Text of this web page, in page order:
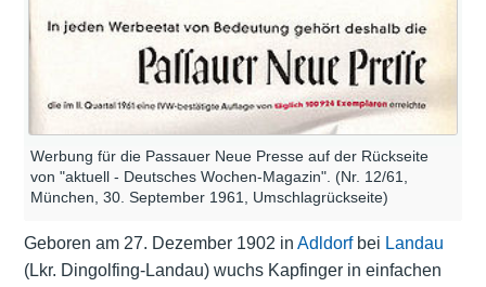
Werbung für die Passauer Neue Presse auf der Rückseite
von "aktuell - Deutsches Wochen-Magazin". (Nr. 12/61,
München, 30. September 1961, Umschlagrückseite)
Geboren am 27. Dezember 1902 in Adldorfbei Landau
(Lkr. Dingolfing-Landau) wuchs Kapfinger in einfachen